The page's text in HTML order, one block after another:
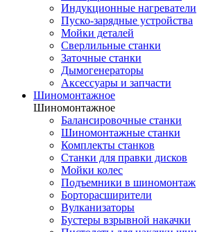
Индукционные нагреватели
Пуско-зарядные устройства
Мойки деталей
Сверлильные станки
Заточные станки
Дымогенераторы
Аксессуары и запчасти
Шиномонтажное
Шиномонтажное
Балансировочные станки
Шиномонтажные станки
Комплекты станков
Станки для правки дисков
Мойки колес
Подъемники в шиномонтаж
Борторасширители
Вулканизаторы
Бустеры взрывной накачки